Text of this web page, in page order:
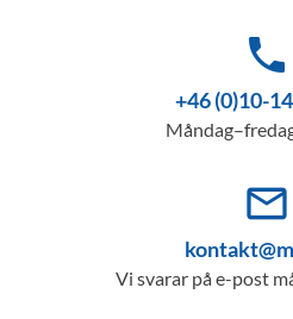
phone
+46 (0)10-
mail_outline
Vi svarar på e-post